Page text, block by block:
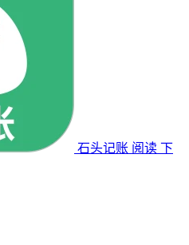
石头记账 阅读 下